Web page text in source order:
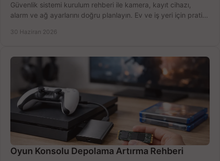
Güvenlik sistemi kurulum rehberi ile kamera, kayıt cihazı,
alarm ve ağ ayarlarını doğru planlayın. Ev ve iş yeri için pratik
30 Haziran 2026
Oyun Konsolu Depolama Artırma Rehberi